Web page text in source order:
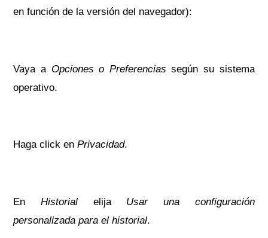
en función de la versión del navegador):
Vaya a Opciones o Preferencias según su sistema
operativo.
Haga click enPrivacidad.
EnHistorial elija Usar una configuración
personalizada para el historial.